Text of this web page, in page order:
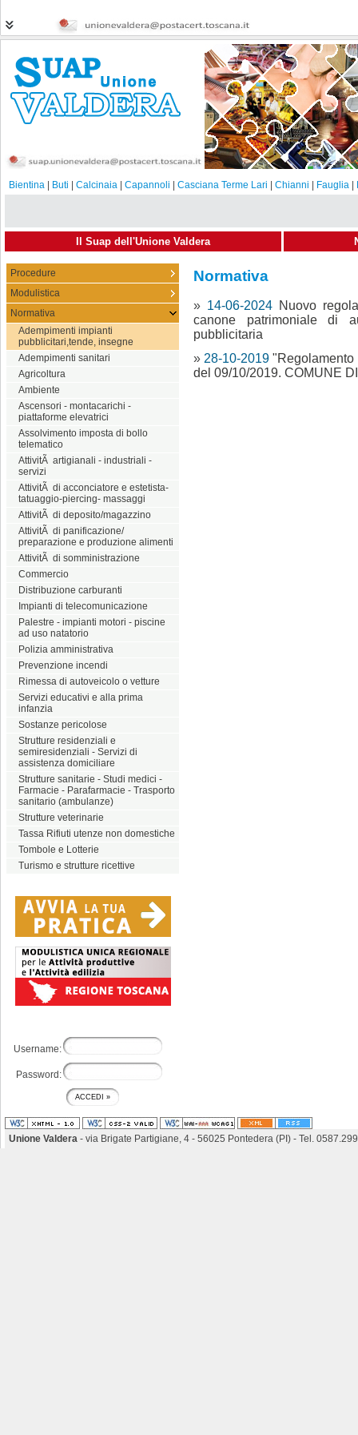
Bientina Buti Calcinaia Capannoli Casciana Terme Lari Chianni Fauglia
Il Suap dell'Unione Valdera
Procedure
Modulistica
Normativa
Adempimenti impianti
pubblicitari,tende, insegne
Adempimenti sanitari
Agricoltura
Ambiente
Ascensori - montacarichi -
piattaforme elevatrici
Assolvimento imposta di bollo
telematico
AttivitÃ artigianali - industriali -
servizi
AttivitÃ di acconciatore e estetista-
tatuaggio-piercing- massaggi
AttivitÃ di deposito/magazzino
AttivitÃ di panificazione/
preparazione e produzione alimenti
AttivitÃ di somministrazione
Commercio
Distribuzione carburanti
Impianti di telecomunicazione
Palestre - impianti motori - piscine
ad uso natatorio
Polizia amministrativa
Prevenzione incendi
Rimessa di autoveicolo o vetture
Servizi educativi e alla prima
infanzia
Sostanze pericolose
Strutture residenziali e
semiresidenziali - Servizi di
assistenza domiciliare
Strutture sanitarie - Studi medici -
Farmacie - Parafarmacie - Trasporto
sanitario (ambulanze)
Strutture veterinarie
Tassa Rifiuti utenze non domestiche
Tombole e Lotterie
Turismo e strutture ricettive
Username:
Password:
Normativa
» 14-06-2024 Nuovo
canone patrimoniale di
pubblicitaria
» 28-10-2019 "Regolamento
del 09/10/2019. COMUNE
Unione Valdera - via Brigate Partigiane, 4 - 56025 Pontedera (PI) - Tel.